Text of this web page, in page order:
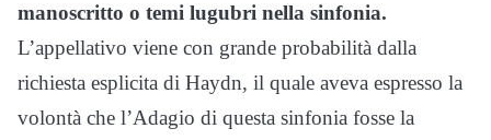
manoscritto o temi lugubri nella sinfonia.
L’appellativo viene con grande probabilità dalla
richiesta esplicita di Haydn, il quale aveva espresso la
volontà che l’Adagio di questa sinfonia fosse la